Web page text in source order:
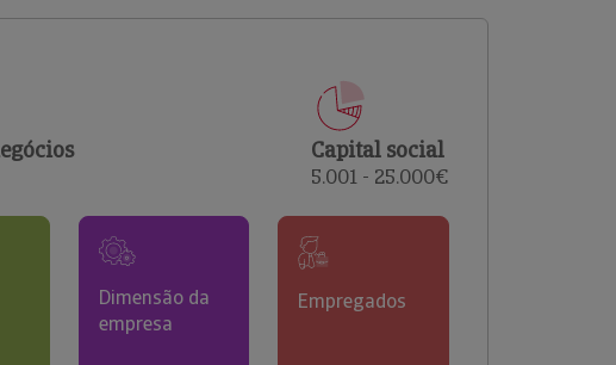
comerciais e analisar o risco de incumprimento dos
Capital social
5.001 - 25.000€
Dimensão da
empresa
Empregados